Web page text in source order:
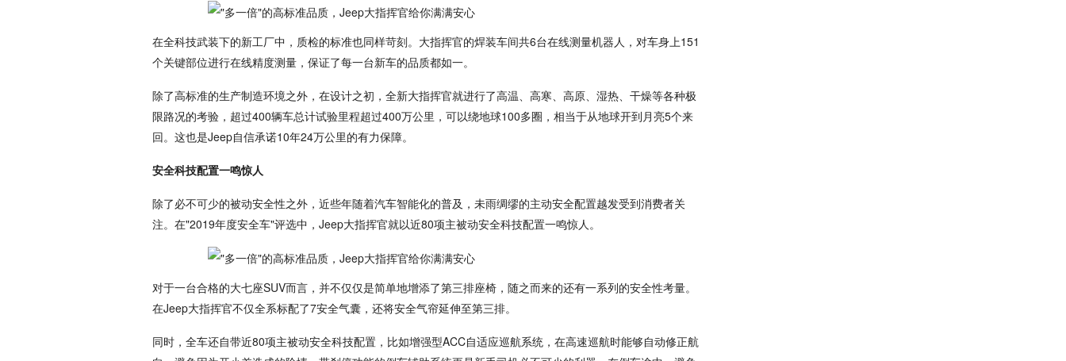
在全科技武装下的新工厂中，质检的标准也同样苛刻。大指挥官的焊装车间共6台在线测量机器人，对车身上151
个关键部位进行在线精度测量，保证了每一台新车的品质都如一。
除了高标准的生产制造环境之外，在设计之初，全新大指挥官就进行了高温、高寒、高原、湿热、干燥等各种极
限路况的考验，超过400辆车总计试验里程超过400万公里，可以绕地球100多圈，相当于从地球开到月亮5个来
回。这也是Jeep自信承诺10年24万公里的有力保障。
安全科技配置一鸣惊人
除了必不可少的被动安全性之外，近些年随着汽车智能化的普及，未雨绸缪的主动安全配置越发受到消费者关
注。在"2019年度安全车"评选中，Jeep大指挥官就以近80项主被动安全科技配置一鸣惊人。
对于一台合格的大七座SUV而言，并不仅仅是简单地增添了第三排座椅，随之而来的还有一系列的安全性考量。
在Jeep大指挥官不仅全系标配了7安全气囊，还将安全气帘延伸至第三排。
同时，全车还自带近80项主被动安全科技配置，比如增强型ACC自适应巡航系统，在高速巡航时能够自动修正航